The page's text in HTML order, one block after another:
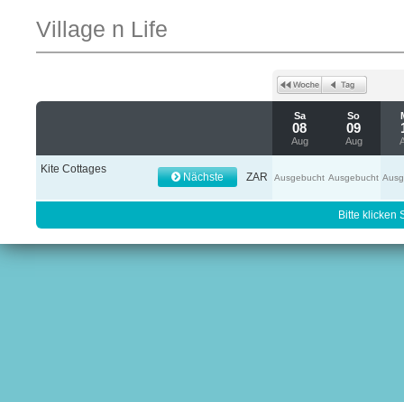
Village n Life
Sa
08
Aug
So
09
Aug
Kite Cottages
Nächste ZAR Ausgebucht Ausgebucht
Bitte klicken